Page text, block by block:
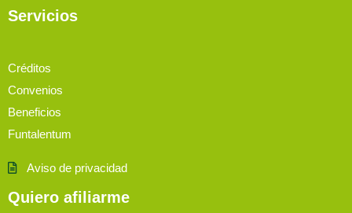
Servicios
Créditos
Convenios
Beneficios
Funtalentum
Aviso de privacidad
Quiero afiliarme